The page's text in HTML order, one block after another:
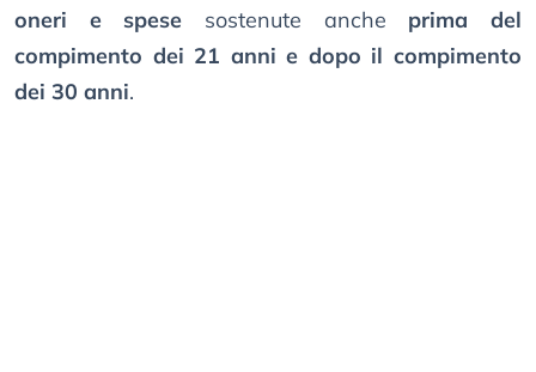
oneri e spese sostenute anche prima del
compimento dei 21 anni e dopo il compimento
dei 30 anni.